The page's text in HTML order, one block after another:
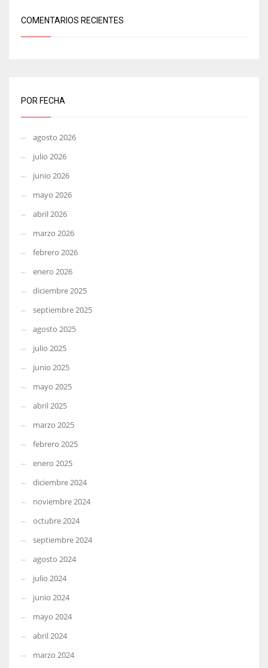
COMENTARIOS RECIENTES
POR FECHA
agosto 2026
julio 2026
junio 2026
mayo 2026
abril 2026
marzo 2026
febrero 2026
enero 2026
diciembre 2025
septiembre 2025
agosto 2025
julio 2025
junio 2025
mayo 2025
abril 2025
marzo 2025
febrero 2025
enero 2025
diciembre 2024
noviembre 2024
octubre 2024
septiembre 2024
agosto 2024
julio 2024
junio 2024
mayo 2024
abril 2024
marzo 2024